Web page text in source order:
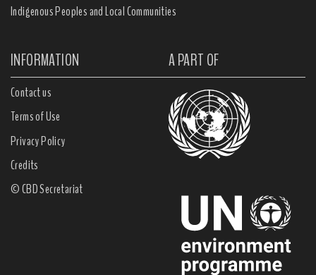
Indigenous Peoples and Local Communities
INFORMATION A PART OF
Contact us
Terms of Use
Privacy Policy
Credits
© CBD Secretariat